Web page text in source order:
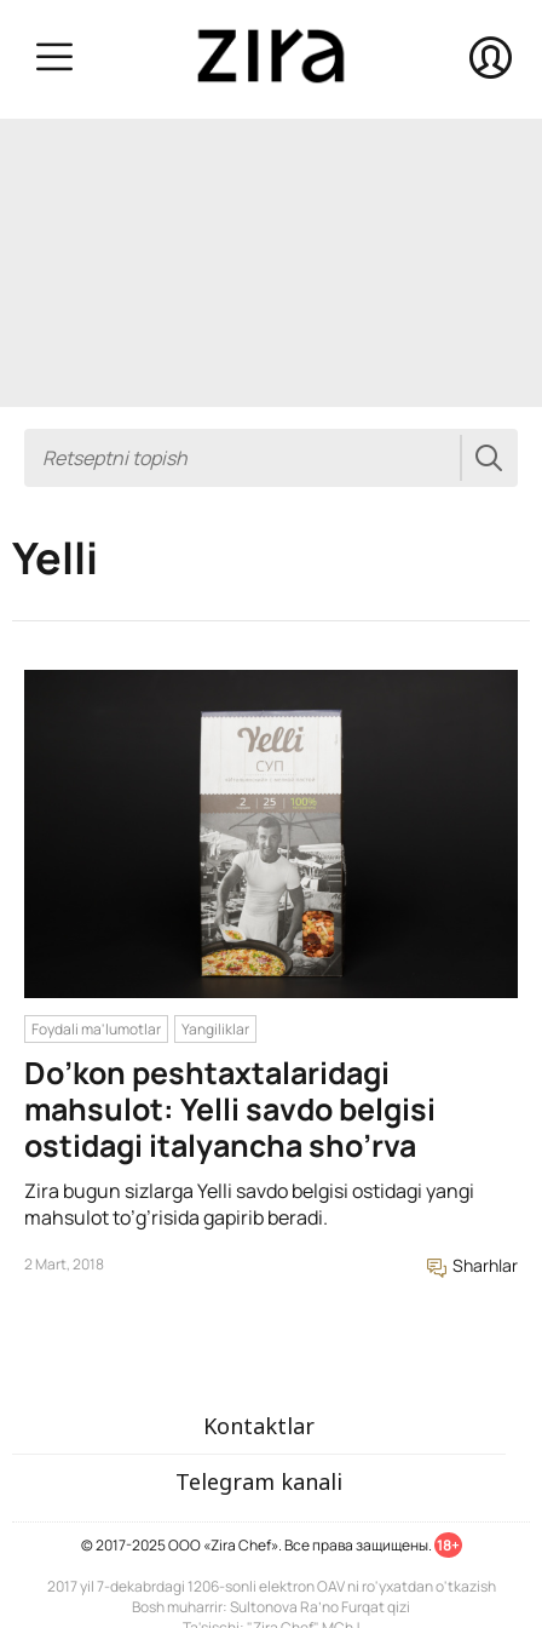
Yelli
Foydali ma'lumotlar Yangiliklar
Do’kon peshtaxtalaridagi
mahsulot: Yelli savdo belgisi
ostidagi italyancha sho’rva
Zira bugun sizlarga Yelli savdo belgisi ostidagi yangi
mahsulot to’g’risida gapirib beradi.
2 Mart, 2018 Sharhlar
Kontaktlar
Telegram kanali
© 2017-2025 ООО «Zira Chef». Все права защищены. 18+
2017 yil 7-dekabrdagi 1206-sonli elektron OAV ni ro'yxatdan o'tkazish
Bosh muharrir: Sultonova Ra’no Furqat qizi